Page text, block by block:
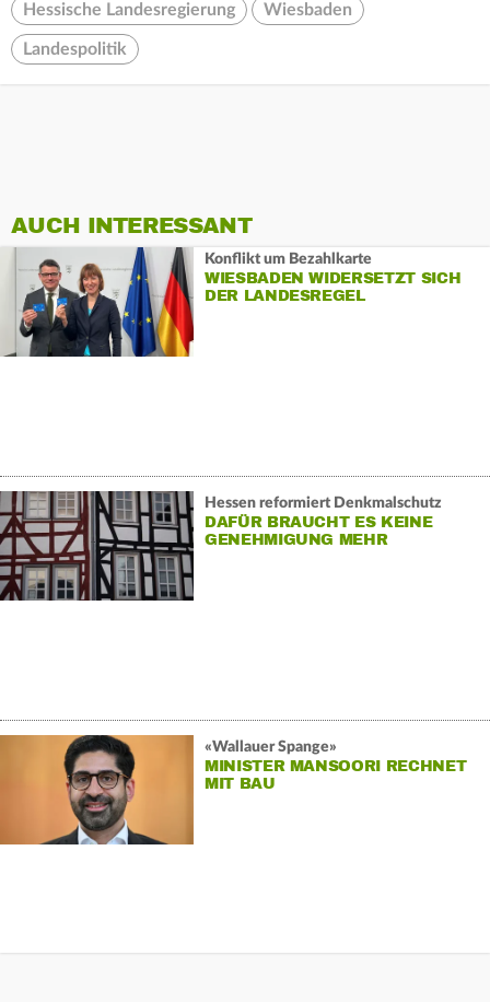
Hessische Landesregierung Wiesbaden
Landespolitik
AUCH INTERESSANT
Konflikt um Bezahlkarte
WIESBADEN WIDERSETZT SICH
DER LANDESREGEL
Hessen reformiert Denkmalschutz
DAFÜR BRAUCHT ES KEINE
GENEHMIGUNG MEHR
«Wallauer Spange»
MINISTER MANSOORI RECHNET
MIT BAU